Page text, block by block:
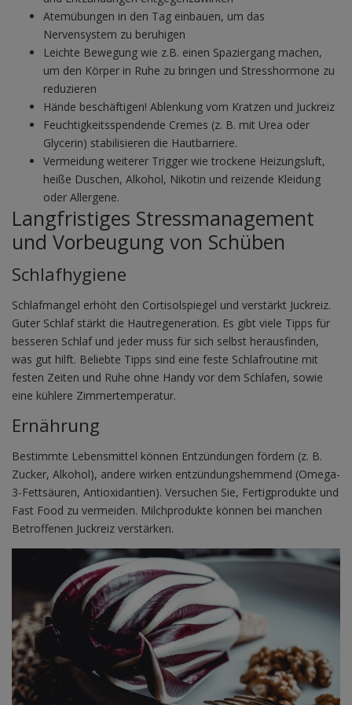
Atemübungen in den Tag einbauen, um das
Nervensystem zu beruhigen
Leichte Bewegung wie z.B. einen Spaziergang machen,
um den Körper in Ruhe zu bringen und Stresshormone zu
reduzieren
Hände beschäftigen! Ablenkung vom Kratzen und Juckreiz
Feuchtigkeitsspendende Cremes (z. B. mit Urea oder
Glycerin) stabilisieren die Hautbarriere.
Vermeidung weiterer Trigger wie trockene Heizungsluft,
heiße Duschen, Alkohol, Nikotin und reizende Kleidung
oder Allergene.
Langfristiges Stressmanagement
und Vorbeugung von Schüben
Schlafhygiene
Schlafmangel erhöht den Cortisolspiegel und verstärkt Juckreiz.
Guter Schlaf stärkt die Hautregeneration. Es gibt viele Tipps für
besseren Schlaf und jeder muss für sich selbst herausfinden,
was gut hilft. Beliebte Tipps sind eine feste Schlafroutine mit
festen Zeiten und Ruhe ohne Handy vor dem Schlafen, sowie
eine kühlere Zimmertemperatur.
Ernährung
Bestimmte Lebensmittel können Entzündungen fördern (z. B.
Zucker, Alkohol), andere wirken entzündungshemmend (Omega-
3-Fettsäuren, Antioxidantien). Versuchen Sie, Fertigprodukte und
Fast Food zu vermeiden. Milchprodukte können bei manchen
Betroffenen Juckreiz verstärken.